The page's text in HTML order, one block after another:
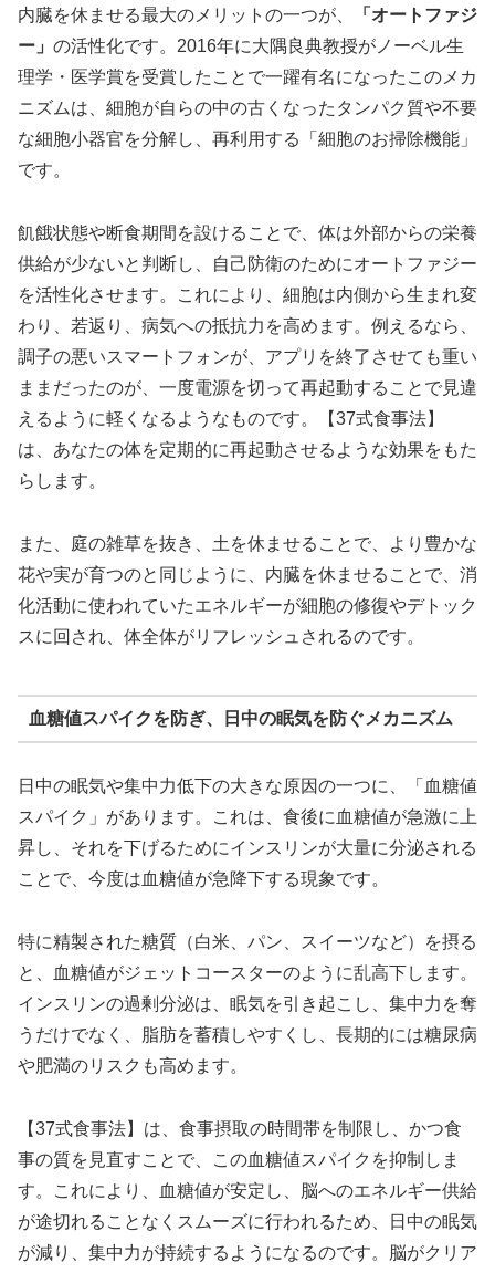
内臓を休ませる最大のメリットの一つが、
「オートファジ
ー」 の活性化です。2016年に大隅良典教授がノーベル生
理学・医学賞を受賞したことで一躍有名になったこのメカ
ニズムは、細胞が自らの中の古くなったタンパク質や不要
な細胞小器官を分解し、再利用する「細胞のお掃除機能」
です。
飢餓状態や断食期間を設けることで、体は外部からの栄養
供給が少ないと判断し、自己防衛のためにオートファジー
を活性化させます。これにより、細胞は内側から生まれ変
わり、若返り、病気への抵抗力を高めます。例えるなら、
調子の悪いスマートフォンが、アプリを終了させても重い
ままだったのが、一度電源を切って再起動することで見違
えるように軽くなるようなものです。【37式食事法】
は、あなたの体を定期的に再起動させるような効果をもた
らします。
また、庭の雑草を抜き、土を休ませることで、より豊かな
花や実が育つのと同じように、内臓を休ませることで、消
化活動に使われていたエネルギーが細胞の修復やデトック
スに回され、体全体がリフレッシュされるのです。
血糖値スパイクを防ぎ、日中の眠気を防ぐメカニズム
日中の眠気や集中力低下の大きな原因の一つに、「血糖値
スパイク」があります。これは、食後に血糖値が急激に上
昇し、それを下げるためにインスリンが大量に分泌される
ことで、今度は血糖値が急降下する現象です。
特に精製された糖質（白米、パン、スイーツなど）を摂る
と、血糖値がジェットコースターのように乱高下します。
インスリンの過剰分泌は、眠気を引き起こし、集中力を奪
うだけでなく、脂肪を蓄積しやすくし、長期的には糖尿病
や肥満のリスクも高めます。
【37式食事法】は、食事摂取の時間帯を制限し、かつ食
事の質を見直すことで、この血糖値スパイクを抑制しま
す。これにより、血糖値が安定し、脳へのエネルギー供給
が途切れることなくスムーズに行われるため、日中の眠気
が減り、集中力が持続するようになるのです。脳がクリア